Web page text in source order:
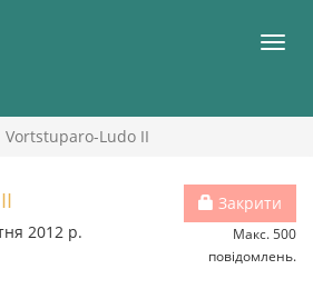
Vortstuparo-Ludo II
Закрити
Макс. 500
повідомлень.
2012 р.